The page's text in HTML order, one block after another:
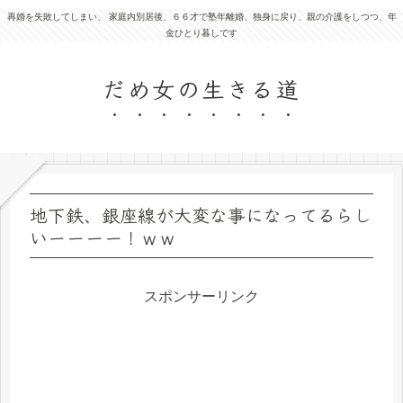
再婚を失敗してしまい、 家庭内別居後、６６才で塾年離婚、独身に戻り、親の介護をしつつ、年
金ひとり暮しです
だめ女の生きる道
地下鉄、銀座線が大変な事になってるらし
いーーーー！ｗｗ
スポンサーリンク